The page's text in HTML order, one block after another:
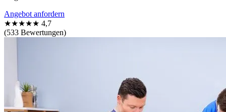
Angebot anfordern
★★★★★ 4,7
(533 Bewertungen)